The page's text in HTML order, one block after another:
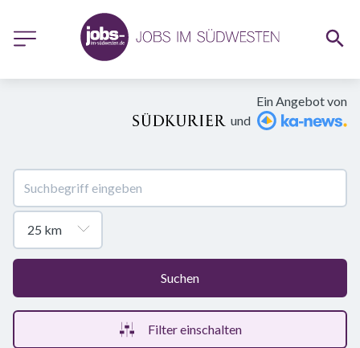
Ein Angebot von
und
Suchen
Filter einschalten